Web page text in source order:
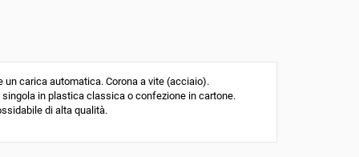
carica automatica. Corona a vite (acciaio).
in plastica classica o confezione in cartone.
di alta qualità.